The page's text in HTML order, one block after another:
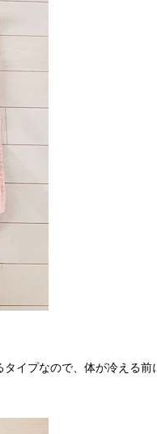
イプなので、体が冷える前